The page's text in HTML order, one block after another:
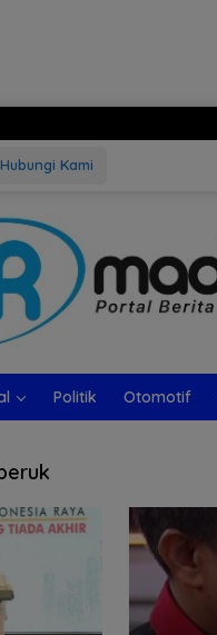
Hubungi Kami
Politik Otomotif